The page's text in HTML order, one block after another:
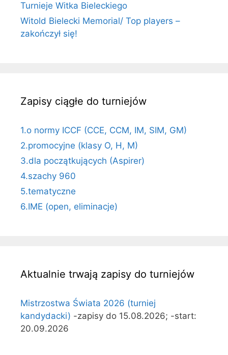
Turnieje Witka Bieleckiego
Witold Bielecki Memorial/ Top players –
zakończył się!
Zapisy ciągłe do turniejów
1.o normy ICCF (CCE, CCM, IM, SIM, GM)
2.promocyjne (klasy O, H, M)
3.dla początkujących (Aspirer)
4.szachy 960
5.tematyczne
6.IME (open, eliminacje)
Aktualnie trwają zapisy do turniejów
Mistrzostwa Świata 2026 (turniej
kandydacki) -zapisy do 15.08.2026; -start:
20.09.2026